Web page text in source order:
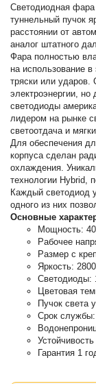
Светодиодная
туннельный пучок
расстоянии от
аналог штатного
Фара полностью
на использование
тряски или ударов.
электроэнергии,
светодиоды
лидером на рынке
светоотдача и
Для обеспечения
корпуса сделан
охлаждения.
технологии Hybrid,
Каждый светодиод
одного из них
Основные
Мощность:
Рабочее
Размер с
Яркость:
Светодиоды:
Цветовая
Пучок света
Срок
Гарантия 1